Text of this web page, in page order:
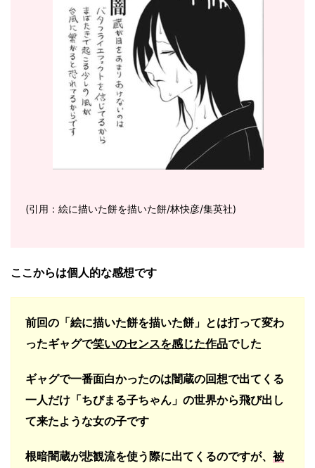
(引用：絵に描いた餅を描いた餅/林快彦/集英社)
ここからは個人的な感想です
前回の「絵に描いた餅を描いた餅」とは打って変わ
ったギャグで笑いのセンスを感じた作品でした
ギャグで一番面白かったのは闇蔵の回想で出てくる
一人だけ「ちびまる子ちゃん」の世界から飛び出し
て来たような女の子です
根暗闇蔵が悲観流を使う際に出てくるのですが、 被